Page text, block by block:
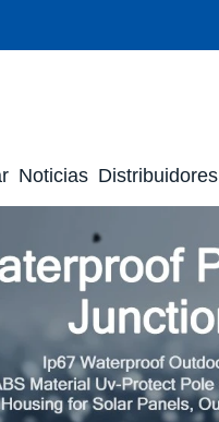
Noticias Distribuidores